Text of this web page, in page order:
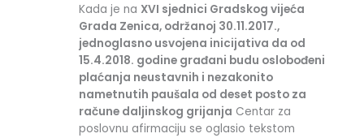
Kada je naXVI sjednici Gradskog vijeća
Grada Zenica, održanoj 30.11.2017.,
jednoglasno usvojena inicijativa da od
15.4.2018. godine građani budu oslobođeni
plaćanja neustavnih i nezakonito
nametnutih paušala od deset posto za
račune daljinskog grijanja Centar za
poslovnu afirmaciju se oglasio tekstom